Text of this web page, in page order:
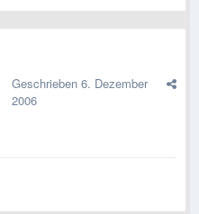
Geschrieben 6. Dezember
2006